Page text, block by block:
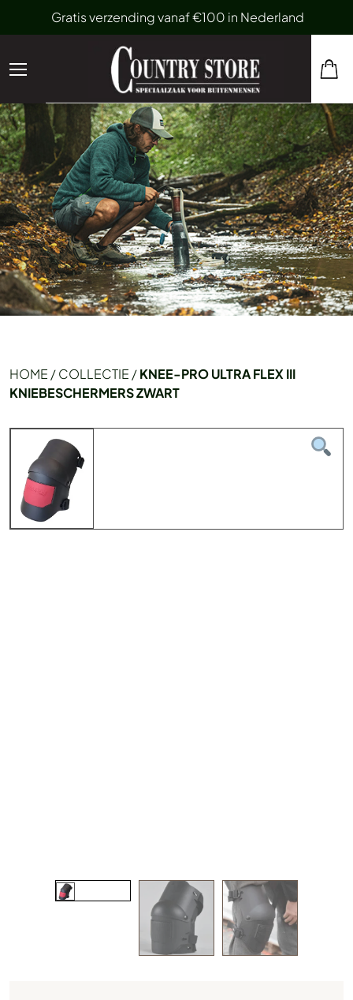
Gratis verzending vanaf €100 in Nederland
HOME /COLLECTIE /KNEE-PRO ULTRA FLEX III
KNIEBESCHERMERS ZWART